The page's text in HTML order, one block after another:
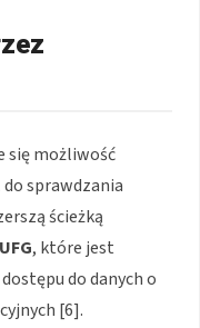
się możliwość
sprawdzania
ścieżką
UFG, które jest
do danych o
[6].